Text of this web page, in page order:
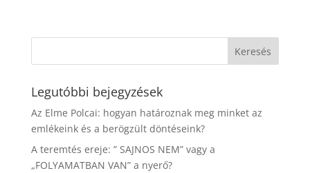
Legutóbbi bejegyzések
Az Elme Polcai: hogyan határoznak meg minket az
emlékeink és a berögzült döntéseink?
A teremtés ereje: ” SAJNOS NEM” vagy a
„FOLYAMATBAN VAN” a nyerő?